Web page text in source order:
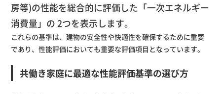
房等)の性能を総合的に評価した「一次エネルギー
消費量」の 2つを表示します。
これらの基準は、建物の安全性や快適性を確保するために重要
であり、性能評価においても重要な評価項目となっています。
共働き家庭に最適な性能評価基準の選び方